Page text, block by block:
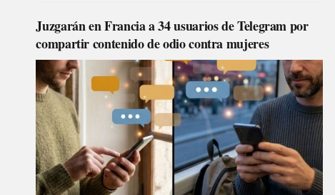
Juzgarán en Francia a 34 usuarios de Telegram por
compartir contenido de odio contra mujeres